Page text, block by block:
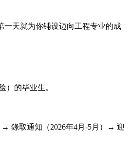
一天就为你铺设迈向工程专业的成
）的毕业生。
→ 錄取通知（2026年4月-5月）→ 迎